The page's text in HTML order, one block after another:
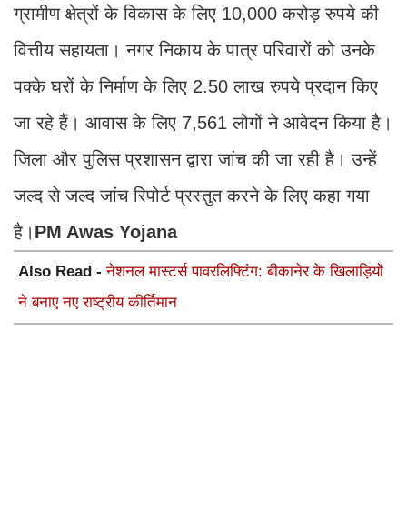
ग्रामीण क्षेत्रों के विकास के लिए 10,000 करोड़ रुपये की
वित्तीय सहायता। नगर निकाय के पात्र परिवारों को उनके
पक्के घरों के निर्माण के लिए 2.50 लाख रुपये प्रदान किए
जा रहे हैं। आवास के लिए 7,561 लोगों ने आवेदन किया है।
जिला और पुलिस प्रशासन द्वारा जांच की जा रही है। उन्हें
जल्द से जल्द जांच रिपोर्ट प्रस्तुत करने के लिए कहा गया
है। PM Awas Yojana
Also Read -नेशनल मास्टर्स पावरलिफ्टिंग: बीकानेर के खिलाड़ियों
ने बनाए नए राष्ट्रीय कीर्तिमान